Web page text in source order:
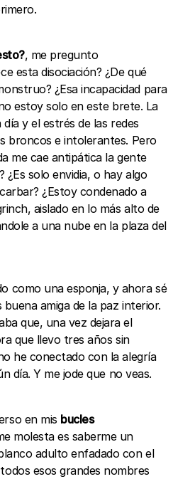
, me pregunto
esta disociación? ¿De qué
¿Esa incapacidad para
estoy solo en este brete. La
y el estrés de las redes
broncos e intolerantes. Pero
me cae antipática la gente
solo envidia, o hay algo
¿Estoy condenado a
aislado en lo más alto de
a una nube en la plaza del
como una esponja, y ahora sé
amiga de la paz interior.
que, una vez dejara el
que llevo tres años sin
he conectado con la alegría
día. Y me jode que no veas.
en mis bucles
molesta es saberme un
adulto enfadado con el
esos grandes nombres